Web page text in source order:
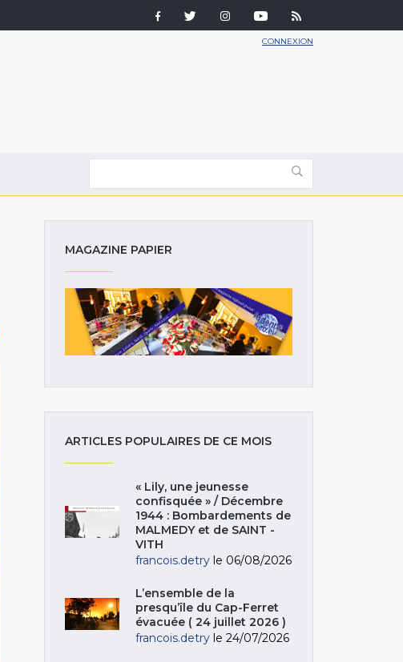
CONNEXION
MAGAZINE PAPIER
ARTICLES POPULAIRES DE CE MOIS
« Lily, une jeunesse
confisquée » / Décembre
1944 : Bombardements de
MALMEDY et de SAINT -
VITH
francois.detry le 06/08/2026
L’ensemble de la
presqu’île du Cap-Ferret
évacuée ( 24 juillet 2026 )
francois.detry le 24/07/2026